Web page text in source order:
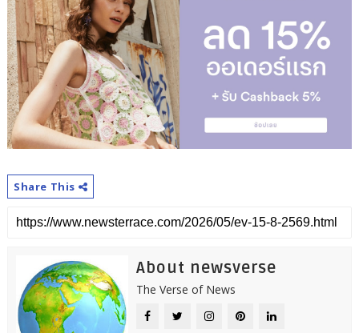
Share This
About newsverse
The Verse of News